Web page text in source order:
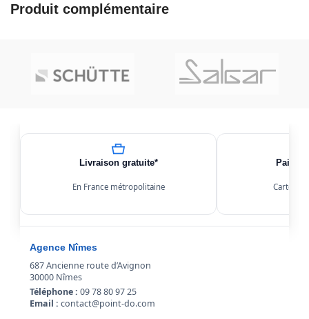
Produit complémentaire
Livraison gratuite*
En France métropolitaine Carte,
Agence Nîmes
687 Ancienne route d’Avignon
30000 Nîmes
Téléphone : 09 78 80 97 25
Email : contact@point-do.com